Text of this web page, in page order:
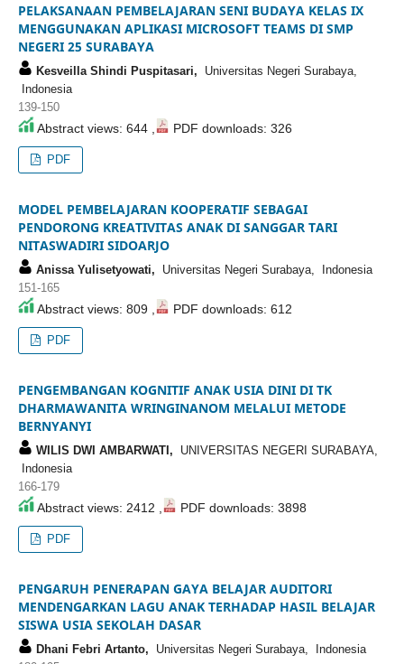
PELAKSANAAN PEMBELAJARAN SENI BUDAYA KELAS IX
MENGGUNAKAN APLIKASI MICROSOFT TEAMS DI SMP
NEGERI 25 SURABAYA
Kesveilla Shindi Puspitasari, Universitas Negeri Surabaya,
Indonesia
139-150
Abstract views: 644 , PDF downloads: 326
PDF
MODEL PEMBELAJARAN KOOPERATIF SEBAGAI
PENDORONG KREATIVITAS ANAK DI SANGGAR TARI
NITASWADIRI SIDOARJO
Anissa Yulisetyowati, Universitas Negeri Surabaya, Indonesia
151-165
Abstract views: 809 , PDF downloads: 612
PDF
PENGEMBANGAN KOGNITIF ANAK USIA DINI DI TK
DHARMAWANITA WRINGINANOM MELALUI METODE
BERNYANYI
WILIS DWI AMBARWATI, UNIVERSITAS NEGERI SURABAYA,
Indonesia
166-179
Abstract views: 2412 , PDF downloads: 3898
PDF
PENGARUH PENERAPAN GAYA BELAJAR AUDITORI
MENDENGARKAN LAGU ANAK TERHADAP HASIL BELAJAR
SISWA USIA SEKOLAH DASAR
Dhani Febri Artanto, Universitas Negeri Surabaya, Indonesia